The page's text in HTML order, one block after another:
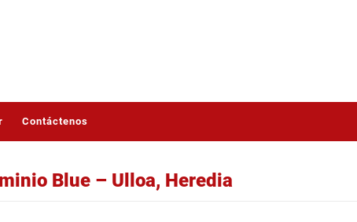
Contáctenos
Blue – Ulloa, Heredia